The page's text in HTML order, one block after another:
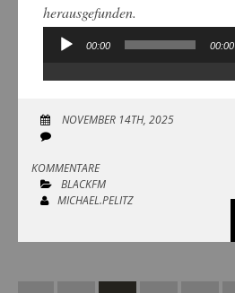
herausgefunden.
Audio-
00:00 00:00
NOVEMBER 14TH, 2025
KOMMENTARE
BLACKFM
MICHAEL.PELITZ